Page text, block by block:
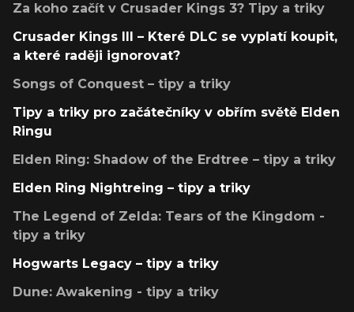
Za koho začít v Crusader Kings 3? Tipy a triky
Crusader Kings III – Které DLC se vyplatí koupit,
a které raději ignorovat?
Songs of Conquest – tipy a triky
Tipy a triky pro začátečníky v obřím světě Elden
Ringu
Elden Ring: Shadow of the Erdtree – tipy a triky
Elden Ring Nightreing – tipy a triky
The Legend of Zelda: Tears of the Kingdom -
tipy a triky
Hogwarts Legacy – tipy a triky
Dune: Awakening - tipy a triky